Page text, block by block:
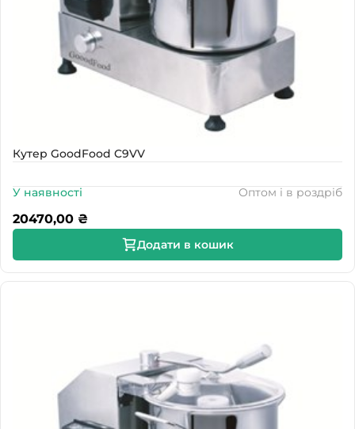
Кутер GoodFood C9VV
У наявності Оптом і в роздріб
20470,00 ₴
Додати в кошик